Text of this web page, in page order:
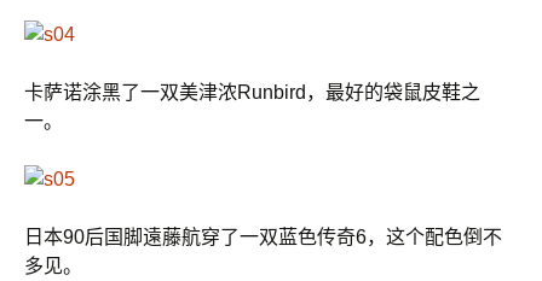
卡萨诺涂黑了一双美津浓Runbird，最好的袋鼠皮鞋之
一。
日本90后国脚遠藤航穿了一双蓝色传奇6，这个配色倒不
多见。